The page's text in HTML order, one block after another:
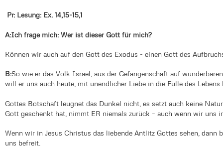
Pr: Lesung: Ex. 14,15-15,1
A:Ich frage mich: Wer ist dieser Gott für mich?
Können wir auch auf den Gott des Exodus - einen Gott des
B:So wie er das Volk Israel, aus der Gefangenschaft auf
will er uns auch heute, mit unendlicher Liebe in die Fülle des Lebens
Gottes Botschaft leugnet das Dunkel nicht, es setzt auch keine
Gott geschenkt hat, nimmt ER niemals zurück – auch wenn wir uns
Wenn wir in Jesus Christus das liebende Antlitz Gottes sehen, dann
uns befreit.